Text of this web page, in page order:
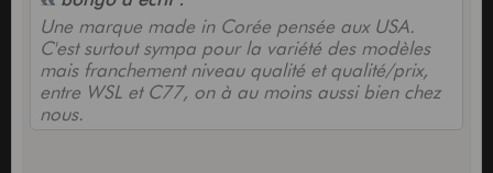
Une marque made in Corée pensée aux USA.
C'est surtout sympa pour la variété des modèles
mais franchement niveau qualité et qualité/prix,
entre WSL et C77, on à au moins aussi bien chez
nous.